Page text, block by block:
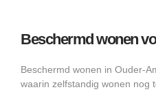
Beschermd wonen
Beschermd wonen in Ouder-
waarin zelfstandig wonen nog